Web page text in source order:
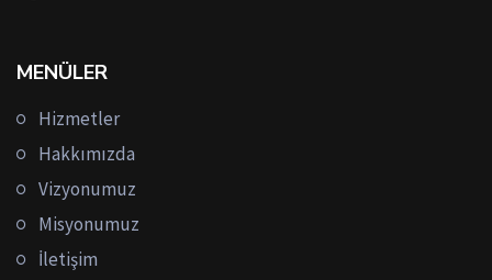
MENÜLER
Hizmetler
Hakkımızda
Vizyonumuz
Misyonumuz
İletişim